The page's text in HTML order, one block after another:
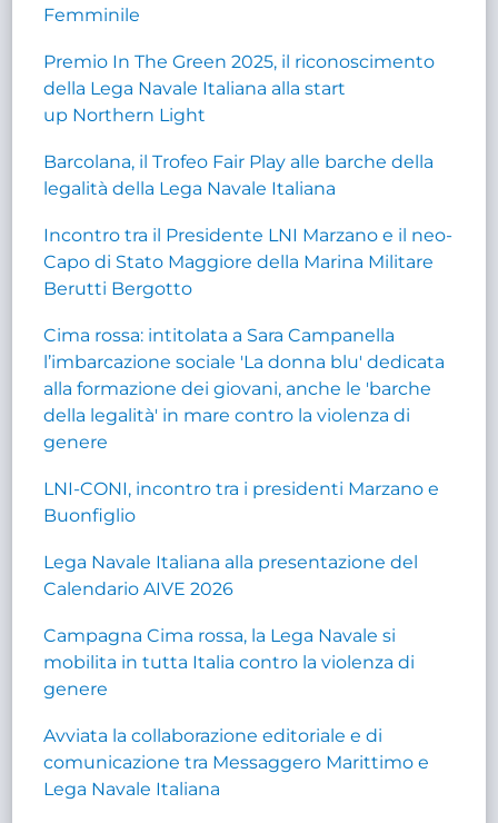
Femminile
Premio In The Green 2025, il riconoscimento
della Lega Navale Italiana alla start
up Northern Light
Barcolana, il Trofeo Fair Play alle barche della
legalità della Lega Navale Italiana
Incontro tra il Presidente LNI Marzano e il neo-
Capo di Stato Maggiore della Marina Militare
Berutti Bergotto
Cima rossa: intitolata a Sara Campanella
l’imbarcazione sociale 'La donna blu' dedicata
alla formazione dei giovani, anche le 'barche
della legalità' in mare contro la violenza di
genere
LNI-CONI, incontro tra i presidenti Marzano e
Buonfiglio
Lega Navale Italiana alla presentazione del
Calendario AIVE 2026
Campagna Cima rossa, la Lega Navale si
mobilita in tutta Italia contro la violenza di
genere
Avviata la collaborazione editoriale e di
comunicazione tra Messaggero Marittimo e
Lega Navale Italiana